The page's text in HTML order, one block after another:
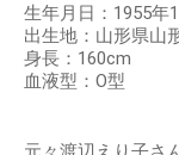
生年月日：1955年
出生地：山形県山
身長：160cm
血液型：O型